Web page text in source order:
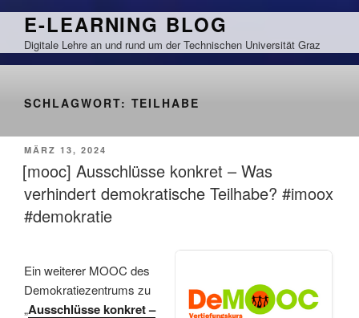
Zum
springen
E-LEARNING BLOG
Digitale Lehre an und rund um der Technischen Universität Graz
SCHLAGWORT: TEILHABE
VERÖFFENTLICHT
AM
MÄRZ 13, 2024
[mooc] Ausschlüsse konkret – Was
verhindert demokratische Teilhabe? #imoox
#demokratie
Ein weiterer MOOC des
Demokratiezentrums zu
„Ausschlüsse konkret –